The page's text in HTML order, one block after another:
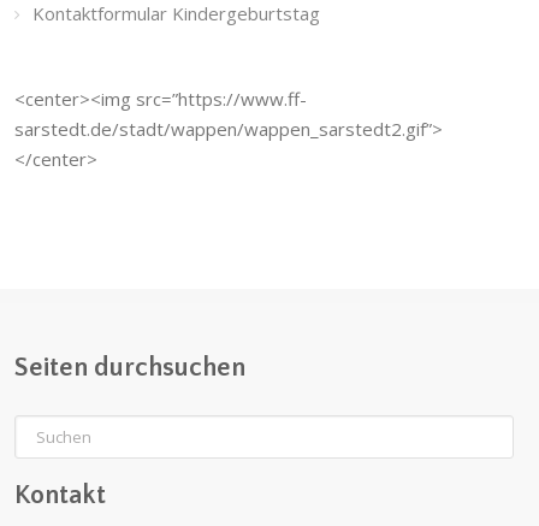
Kontaktformular Kindergeburtstag
<center><img src=”https://www.ff-
sarstedt.de/stadt/wappen/wappen_sarstedt2.gif”>
</center>
Seiten durchsuchen
Kontakt